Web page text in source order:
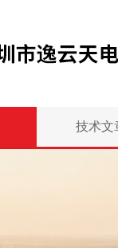
技术文